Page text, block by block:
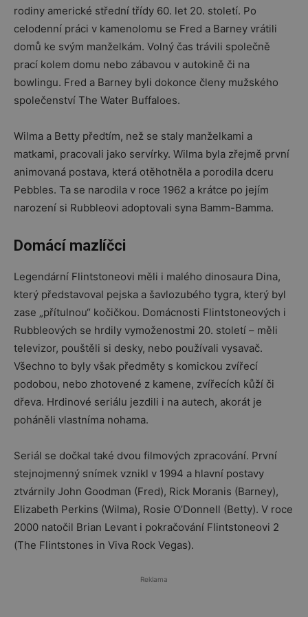
rodiny americké střední třídy 60. let 20. století. Po
celodenní práci v kamenolomu se Fred a Barney vrátili
domů ke svým manželkám. Volný čas trávili společně
prací kolem domu nebo zábavou v autokině či na
bowlingu. Fred a Barney byli dokonce členy mužského
společenství The Water Buffaloes.
Wilma a Betty předtím, než se staly manželkami a
matkami, pracovali jako servírky. Wilma byla zřejmě první
animovaná postava, která otěhotněla a porodila dceru
Pebbles. Ta se narodila v roce 1962 a krátce po jejím
narození si Rubbleovi adoptovali syna Bamm-Bamma.
Domácí mazlíčci
Legendární Flintstoneovi měli i malého dinosaura Dina,
který představoval pejska a šavlozubého tygra, který byl
zase „přítulnou“ kočičkou. Domácnosti Flintstoneových i
Rubbleových se hrdily vymoženostmi 20. století – měli
televizor, pouštěli si desky, nebo používali vysavač.
Všechno to byly však předměty s komickou zvířecí
podobou, nebo zhotovené z kamene, zvířecích kůží či
dřeva. Hrdinové seriálu jezdili i na autech, akorát je
poháněli vlastníma nohama.
Seriál se dočkal také dvou filmových zpracování. První
stejnojmenný snímek vznikl v 1994 a hlavní postavy
ztvárnily John Goodman (Fred), Rick Moranis (Barney),
Elizabeth Perkins (Wilma), Rosie O’Donnell (Betty). V roce
2000 natočil Brian Levant i pokračování Flintstoneovi 2
(The Flintstones in Viva Rock Vegas).
Reklama